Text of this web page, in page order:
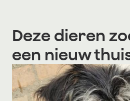
Deze dieren
een nieuw